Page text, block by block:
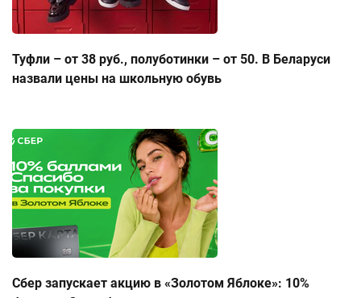
Туфли – от 38 руб., полуботинки – от 50. В Беларуси
назвали цены на школьную обувь
Сбер запускает акцию в «Золотом Яблоке»: 10%